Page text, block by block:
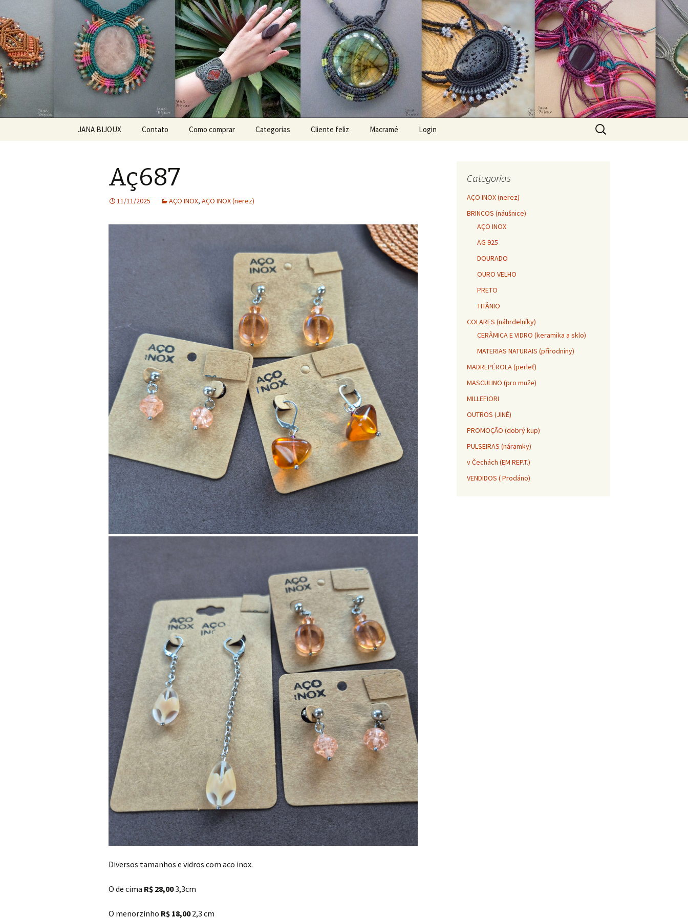
Jana Bijoux
Bijuteria artesanal
Pular para o conteúdo
JANA BIJOUX
KDE KOUPIT?
Contato Como comprar Categorias Cliente feliz Macramé Login
Pesquisar
por:
Aç687
11/11/2025 AÇO INOX, AÇO INOX (nerez)
Diversos tamanhos e vidros com aco inox.
O de cima R$ 28,003,3cm
O menorzinho R$ 18,002,3 cm
Categorias
AÇO INOX (nerez)
BRINCOS (náušnice)
AÇO INOX
AG 925
DOURADO
OURO VELHO
PRETO
TITÂNIO
COLARES (náhrdelníky)
CERÂMICA E VIDRO (keramika a sklo)
MATERIAS NATURAIS (přírodniny)
MADREPÉROLA (perleť)
MASCULINO (pro muže)
MILLEFIORI
OUTROS (JINÉ)
PROMOÇÃO (dobrý kup)
PULSEIRAS (náramky)
v Čechách (EM REP.T.)
VENDIDOS ( Prodáno)